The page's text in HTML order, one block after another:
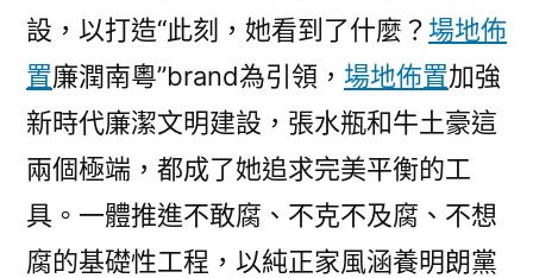
設，以打造“此刻，她看到了什麼？ 場地佈
置廉潤南粵”brand為引領， 場地佈置加強
新時代廉潔文明建設，張水瓶和牛土豪這
兩個極端，都成了她追求完美平衡的工
具。一體推進不敢腐、不克不及腐、不想
腐的基礎性工程，以純正家風涵養明朗黨